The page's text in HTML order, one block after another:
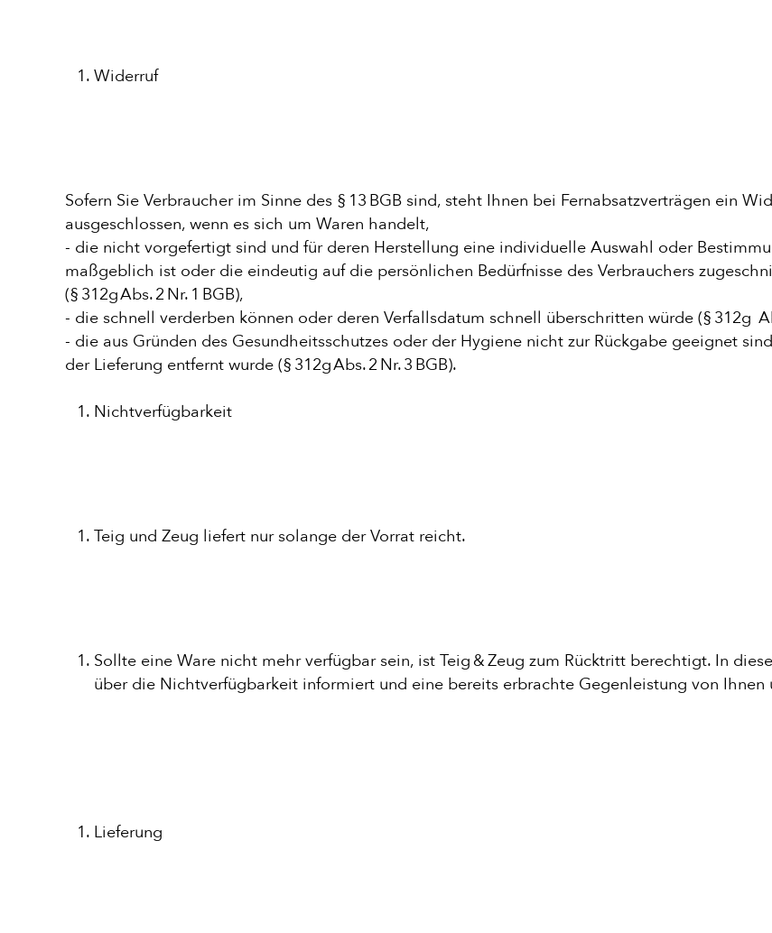
Widerruf
Sofern Sie Verbraucher im Sinne des § 13 BGB sind, steht Ihnen bei Fernabsatzverträgen ein
ausgeschlossen, wenn es sich um Waren handelt,
- die nicht vorgefertigt sind und für deren Herstellung eine individuelle Auswahl oder
maßgeblich ist oder die eindeutig auf die persönlichen Bedürfnisse des Verbrauchers
(§ 312g Abs. 2 Nr. 1 BGB),
- die schnell verderben können oder deren Verfallsdatum schnell überschritten würde (§ 312g
- die aus Gründen des Gesundheitsschutzes oder der Hygiene nicht zur Rückgabe geeignet
der Lieferung entfernt wurde (§ 312g Abs. 2 Nr. 3 BGB).
Nichtverfügbarkeit
Teig und Zeug liefert nur solange der Vorrat reicht.
Sollte eine Ware nicht mehr verfügbar sein, ist Teig & Zeug zum Rücktritt berechtigt. In
über die Nichtverfügbarkeit informiert und eine bereits erbrachte Gegenleistung von Ihnen
Lieferung